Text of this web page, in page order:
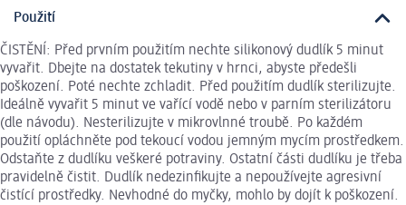
Použití
ČISTĚNÍ: Před prvním použitím nechte silikonový dudlík 5 minut
vyvařit. Dbejte na dostatek tekutiny v hrnci, abyste předešli
poškození. Poté nechte zchladit. Před použitím dudlík sterilizujte.
Ideálně vyvařit 5 minut ve vařící vodě nebo v parním sterilizátoru
(dle návodu). Nesterilizujte v mikrovlnné troubě. Po každém
použití opláchněte pod tekoucí vodou jemným mycím prostředkem.
Odstaňte z dudlíku veškeré potraviny. Ostatní části dudlíku je třeba
pravidelně čistit. Dudlík nedezinfikujte a nepoužívejte agresivní
čistící prostředky. Nevhodné do myčky, mohlo by dojít k poškození.